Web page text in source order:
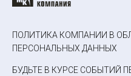
ПОЛИТИКА КОМПАНИИ В
ПЕРСОНАЛЬНЫХ ДАННЫХ
БУДЬТЕ В КУРСЕ СОБЫТИЙ